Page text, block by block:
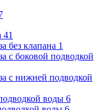
41
без клапана 1
с боковой подводкой
с нижней подводкой
воды 6